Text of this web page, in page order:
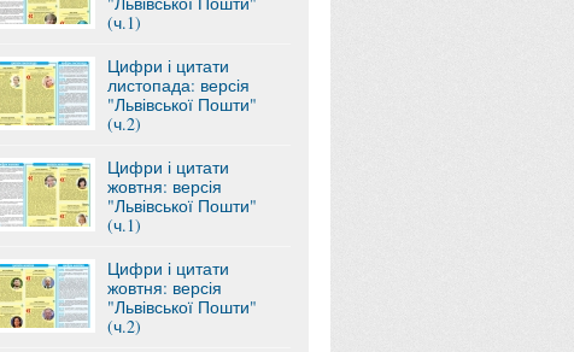
(ч.1)
Цифри і цитати
листопада: версія
"Львівської Пошти"
(ч.2)
Цифри і цитати
жовтня: версія
"Львівської Пошти"
(ч.1)
Цифри і цитати
жовтня: версія
"Львівської Пошти"
(ч.2)